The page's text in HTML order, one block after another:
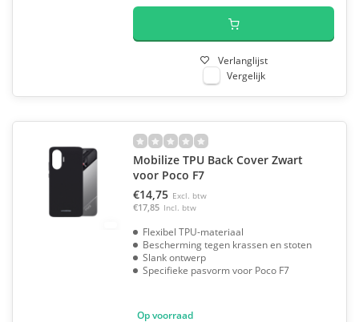
Verlanglijst
Vergelijk
Mobilize TPU Back Cover Zwart
voor Poco F7
€14,75 Excl. btw
€17,85 Incl. btw
Flexibel TPU-materiaal
Bescherming tegen krassen en stoten
Slank ontwerp
Specifieke pasvorm voor Poco F7
Op voorraad